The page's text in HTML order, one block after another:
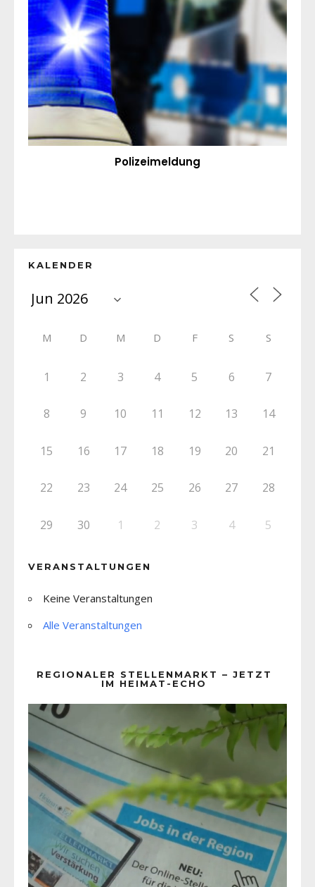
Polizeimeldung
KALENDER
M D M D F S S
1 2 3 4 5 6 7
8 9 10 11 12 13 14
15 16 17 18 19 20 21
22 23 24 25 26 27 28
29 30 1 2 3 4 5
VERANSTALTUNGEN
Keine Veranstaltungen
Alle Veranstaltungen
REGIONALER STELLENMARKT – JETZT
IM HEIMAT-ECHO
Player